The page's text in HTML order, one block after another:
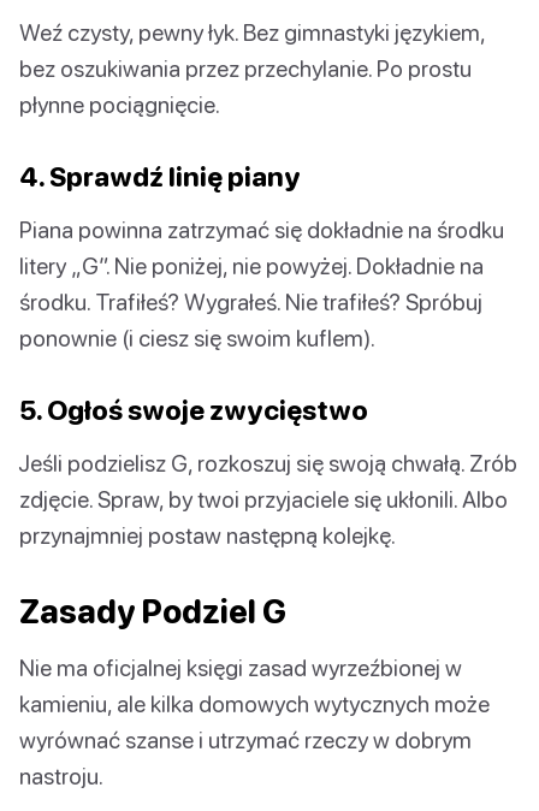
Weź czysty, pewny łyk. Bez gimnastyki językiem,
bez oszukiwania przez przechylanie. Po prostu
płynne pociągnięcie.
4. Sprawdź linię piany
Piana powinna zatrzymać się dokładnie na środku
litery „G”. Nie poniżej, nie powyżej. Dokładnie na
środku. Trafiłeś? Wygrałeś. Nie trafiłeś? Spróbuj
ponownie (i ciesz się swoim kuflem).
5. Ogłoś swoje zwycięstwo
Jeśli podzielisz G, rozkoszuj się swoją chwałą. Zrób
zdjęcie. Spraw, by twoi przyjaciele się ukłonili. Albo
przynajmniej postaw następną kolejkę.
Zasady Podziel G
Nie ma oficjalnej księgi zasad wyrzeźbionej w
kamieniu, ale kilka domowych wytycznych może
wyrównać szanse i utrzymać rzeczy w dobrym
nastroju.